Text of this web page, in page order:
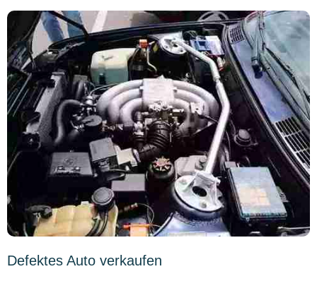
Defektes Auto verkaufen